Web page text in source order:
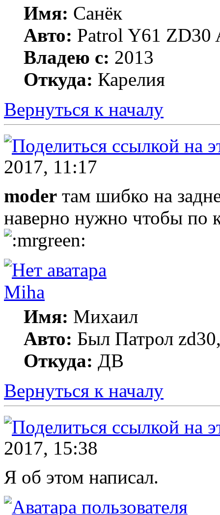
Имя: Санёк
Авто: Patrol Y61 ZD30
Владею с: 2013
Откуда: Карелия
Вернуться к началу
2017, 11:17
moder там шибко на
наверно нужно чтобы по
Miha
Имя: Михаил
Авто: Был Патрол
Откуда: ДВ
Вернуться к началу
2017, 15:38
Я об этом написал.